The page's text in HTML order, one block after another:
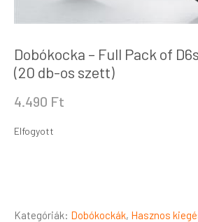
Dobókocka – Full Pack of
(20 db-os szett)
4.490 Ft
Elfogyott
Kategóriák: Dobókockák, Hasznos